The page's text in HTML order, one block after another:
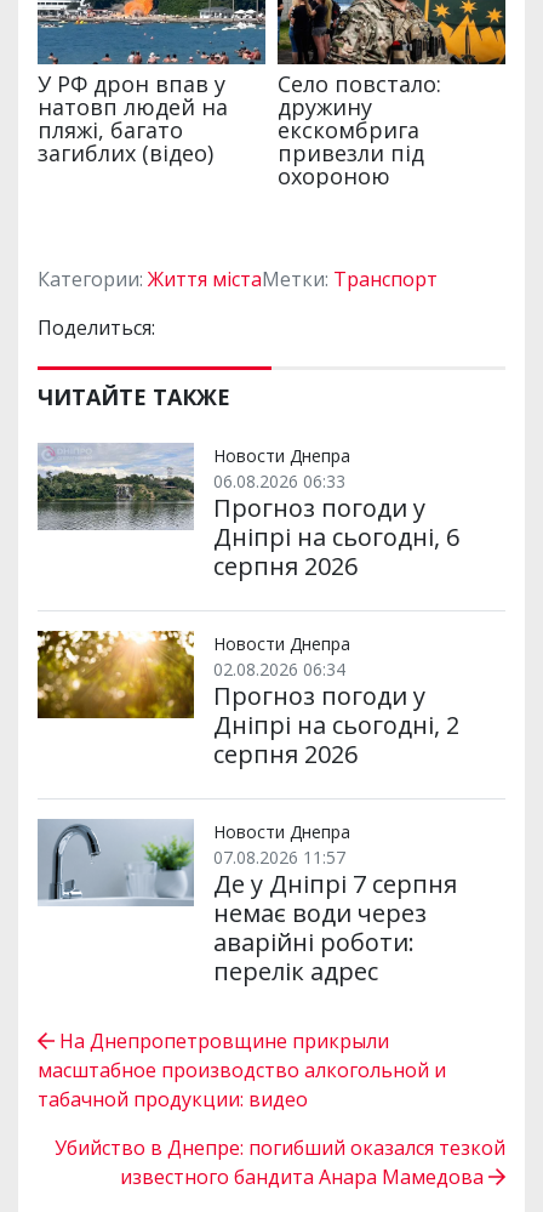
Категории: Життя містаМетки: Транспорт
Поделиться:
ЧИТАЙТЕ ТАКЖЕ
Новости Днепра
06.08.2026 06:33
Прогноз погоди у
Дніпрі на сьогодні, 6
серпня 2026
Новости Днепра
02.08.2026 06:34
Прогноз погоди у
Дніпрі на сьогодні, 2
серпня 2026
Новости Днепра
07.08.2026 11:57
Де у Дніпрі 7 серпня
немає води через
аварійні роботи:
перелік адрес
На Днепропетровщине прикрыли
масштабное производство алкогольной и
табачной продукции: видео
Убийство в Днепре: погибший оказался тезкой
известного бандита Анара Мамедова